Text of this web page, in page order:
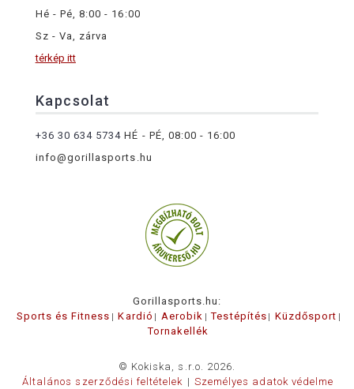
Hé - Pé, 8:00 - 16:00
Sz - Va, zárva
térkép itt
Kapcsolat
+36 30 634 5734 HÉ - PÉ, 08:00 - 16:00
info@gorillasports.hu
Gorillasports.hu:
Sports és Fitness
Kardió Aerobik Testépítés
Küzdősport
Tornakellék
© Kokiska, s.r.o. 2026.
Általános szerződési feltételek
Személyes adatok védelme